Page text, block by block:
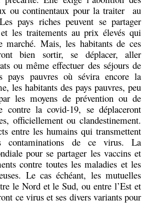
ou continentaux pour la traiter au
pays riches peuvent se partager
les traitements au prix élevés qui
marché. Mais, les habitants de ces
bien sortir, se déplacer, aller
ou même effectuer des séjours de
pays pauvres où sévira encore la
les habitants des pays pauvres, peu
les moyens de prévention ou de
contre la covid-19, se déplaceront
officiellement ou clandestinement.
entre les humains qui transmettent
contaminations de ce virus. La
pour se partager les vaccins et
contre toutes les maladies et les
Le cas échéant, les mutuelles
le Nord et le Sud, ou entre l’Est et
ce virus et ses divers variants pour